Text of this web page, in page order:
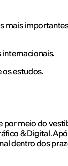
mais
internacionais.
os estudos.
meio do
& Digital.
dentro dos